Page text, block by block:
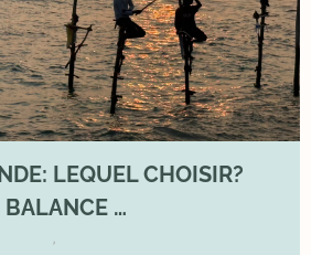
LEQUEL CHOISIR?
BALANCE …